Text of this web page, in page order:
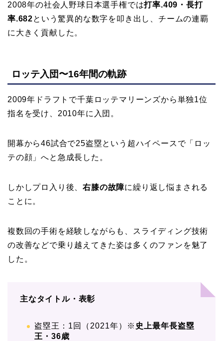
2008年の社会人野球日本選手権では打率.409・長打
率.682という驚異的な数字を叩き出し、チームの連覇
に大きく貢献した。
ロッテ入団〜16年間の軌跡
2009年ドラフトで千葉ロッテマリーンズから単独1位
指名を受け、2010年に入団。
開幕から46試合で25盗塁という超ハイペースで「ロッ
テの顔」へと急成長した。
しかしプロ入り後、右膝の故障に繰り返し悩まされる
ことに。
複数回の手術を経験しながらも、スライディング技術
の改善などで乗り越えてきた姿は多くのファンを魅了
した。
主なタイトル・表彰
盗塁王：1回（2021年）※ 史上最年長盗塁
王・36歳